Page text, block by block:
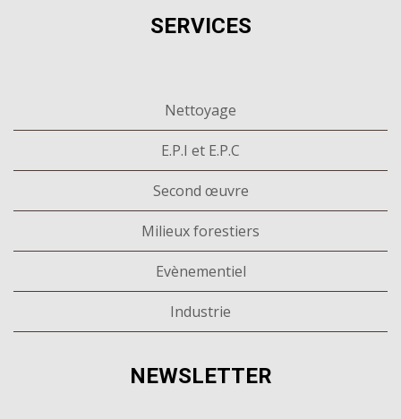
SERVICES
Nettoyage
E.P.I et E.P.C
Second œuvre
Milieux forestiers
Evènementiel
Industrie
NEWSLETTER